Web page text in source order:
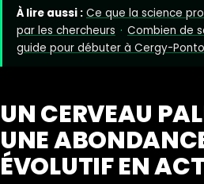
À lire aussi : Ce que la science
par les chercheurs · Combien de
guide pour débuter à Cergy-
UN CERVEAU
UNE
ÉVOLUTIF EN